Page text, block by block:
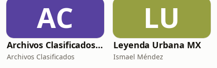
AC
Archivos Clasificados Podcast
Archivos Clasificados
LU
Leyenda Urbana MX
Ismael Méndez